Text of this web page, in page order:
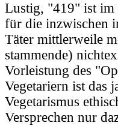
Lustig, "419" ist im
für die inzwischen
Täter mittlerweile
stammende)
Vorleistung des
Vegetariern ist das
Vegetarismus
Versprechen nur